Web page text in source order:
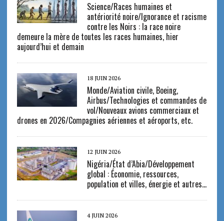
Science/Races humaines et
antériorité noire/Ignorance et racisme
contre les Noirs : la race noire
demeure la mère de toutes les races humaines, hier
aujourd’hui et demain
18 JUIN 2026
Monde/Aviation civile, Boeing,
Airbus/Technologies et commandes de
vol/Nouveaux avions commerciaux et
drones en 2026/Compagnies aériennes et aéroports, etc.
12 JUIN 2026
Nigéria/État d’Abia/Développement
global : Économie, ressources,
population et villes, énergie et autres…
4 JUIN 2026